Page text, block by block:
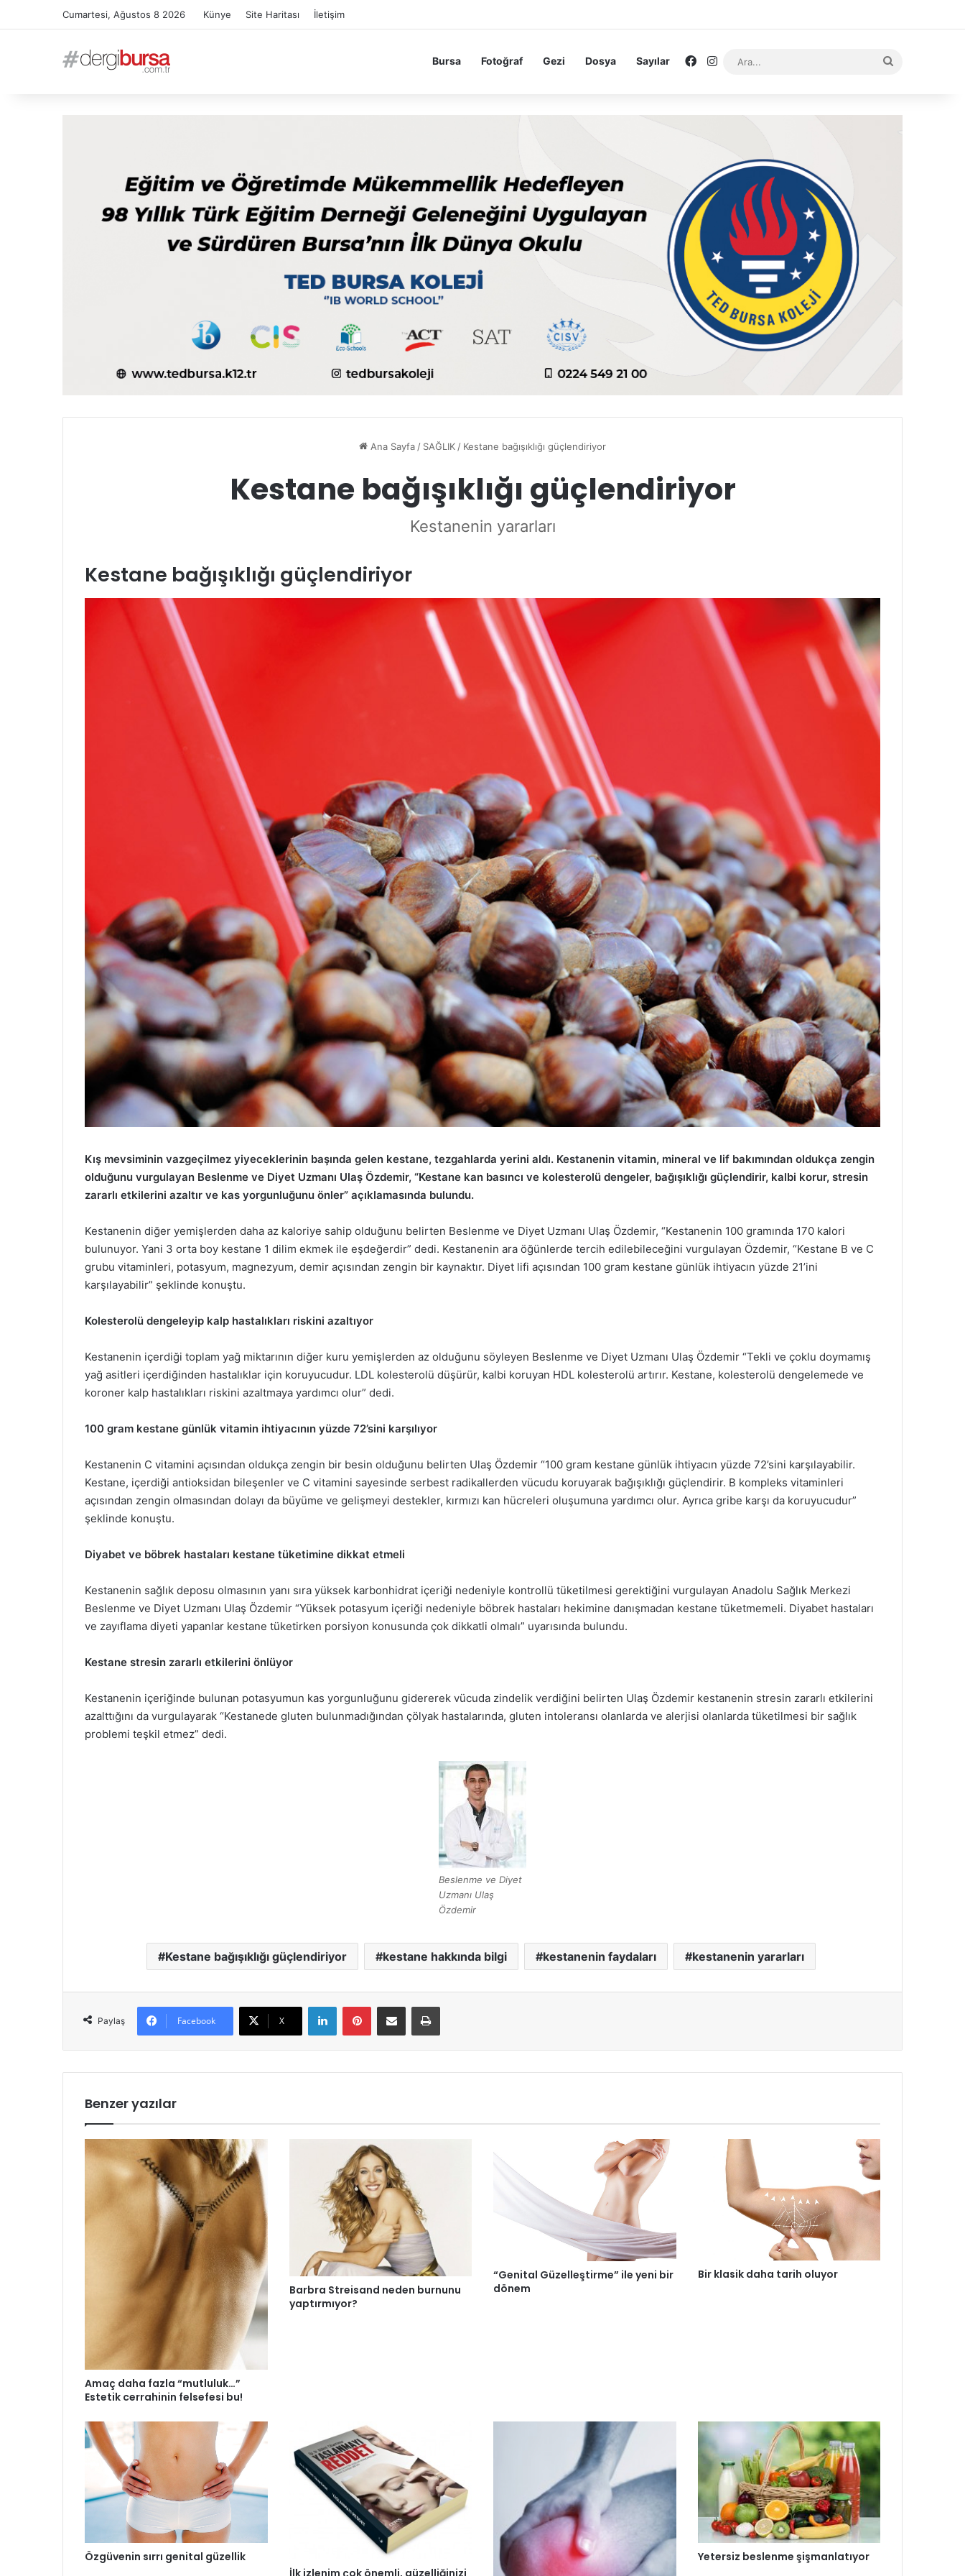
Cumartesi, Ağustos 8 2026 Künye Site Haritası İletişim
Bursa Fotoğraf Gezi Dosya Sayılar Facebook
Instagram
Ana Sayfa / SAĞLIK / Kestane bağışıklığı güçlendiriyor
Kestane bağışıklığı güçlendiriyor
Kestanenin yararları
Kestane bağışıklığı güçlendiriyor
Kış mevsiminin vazgeçilmez yiyeceklerinin başında gelen kestane, tezgahlarda yerini aldı. Kestanenin vitamin, mineral ve lif bakımından oldukça zengin
olduğunu vurgulayan Beslenme ve Diyet Uzmanı Ulaş Özdemir, “Kestane kan basıncı ve kolesterolü dengeler, bağışıklığı güçlendirir, kalbi korur, stresin
zararlı etkilerini azaltır ve kas yorgunluğunu önler” açıklamasında bulundu.
Kestanenin diğer yemişlerden daha az kaloriye sahip olduğunu belirten Beslenme ve Diyet Uzmanı Ulaş Özdemir, “Kestanenin 100 gramında 170 kalori
bulunuyor. Yani 3 orta boy kestane 1 dilim ekmek ile eşdeğerdir” dedi. Kestanenin ara öğünlerde tercih edilebileceğini vurgulayan Özdemir, “Kestane B ve C
grubu vitaminleri, potasyum, magnezyum, demir açısından zengin bir kaynaktır. Diyet lifi açısından 100 gram kestane günlük ihtiyacın yüzde 21’ini
karşılayabilir” şeklinde konuştu.
Kolesterolü dengeleyip kalp hastalıkları riskini azaltıyor
Kestanenin içerdiği toplam yağ miktarının diğer kuru yemişlerden az olduğunu söyleyen Beslenme ve Diyet Uzmanı Ulaş Özdemir “Tekli ve çoklu doymamış
yağ asitleri içerdiğinden hastalıklar için koruyucudur. LDL kolesterolü düşürür, kalbi koruyan HDL kolesterolü artırır. Kestane, kolesterolü dengelemede ve
koroner kalp hastalıkları riskini azaltmaya yardımcı olur” dedi.
100 gram kestane günlük vitamin ihtiyacının yüzde 72’sini karşılıyor
Kestanenin C vitamini açısından oldukça zengin bir besin olduğunu belirten Ulaş Özdemir “100 gram kestane günlük ihtiyacın yüzde 72’sini karşılayabilir.
Kestane, içerdiği antioksidan bileşenler ve C vitamini sayesinde serbest radikallerden vücudu koruyarak bağışıklığı güçlendirir. B kompleks vitaminleri
açısından zengin olmasından dolayı da büyüme ve gelişmeyi destekler, kırmızı kan hücreleri oluşumuna yardımcı olur. Ayrıca gribe karşı da koruyucudur”
şeklinde konuştu.
Diyabet ve böbrek hastaları kestane tüketimine dikkat etmeli
Kestanenin sağlık deposu olmasının yanı sıra yüksek karbonhidrat içeriği nedeniyle kontrollü tüketilmesi gerektiğini vurgulayan Anadolu Sağlık Merkezi
Beslenme ve Diyet Uzmanı Ulaş Özdemir “Yüksek potasyum içeriği nedeniyle böbrek hastaları hekimine danışmadan kestane tüketmemeli. Diyabet hastaları
ve zayıflama diyeti yapanlar kestane tüketirken porsiyon konusunda çok dikkatli olmalı” uyarısında bulundu.
Kestane stresin zararlı etkilerini önlüyor
Kestanenin içeriğinde bulunan potasyumun kas yorgunluğunu gidererek vücuda zindelik verdiğini belirten Ulaş Özdemir kestanenin stresin zararlı etkilerini
azalttığını da vurgulayarak “Kestanede gluten bulunmadığından çölyak hastalarında, gluten intoleransı olanlarda ve alerjisi olanlarda tüketilmesi bir sağlık
problemi teşkil etmez” dedi.
Beslenme ve Diyet
Uzmanı Ulaş
Özdemir
Kestane bağışıklığı güçlendiriyor kestane hakkında bilgi kestanenin faydaları kestanenin yararları
Paylaş Facebook X
Benzer yazılar
Amaç daha fazla “mutluluk…”
Estetik cerrahinin felsefesi bu!
Barbra Streisand neden burnunu
yaptırmıyor?
“Genital Güzelleştirme” ile yeni bir
dönem
Bir klasik daha tarih oluyor
Özgüvenin sırrı genital güzellik
İlk izlenim çok önemli, güzelliğinizi
Yetersiz beslenme şişmanlatıyor